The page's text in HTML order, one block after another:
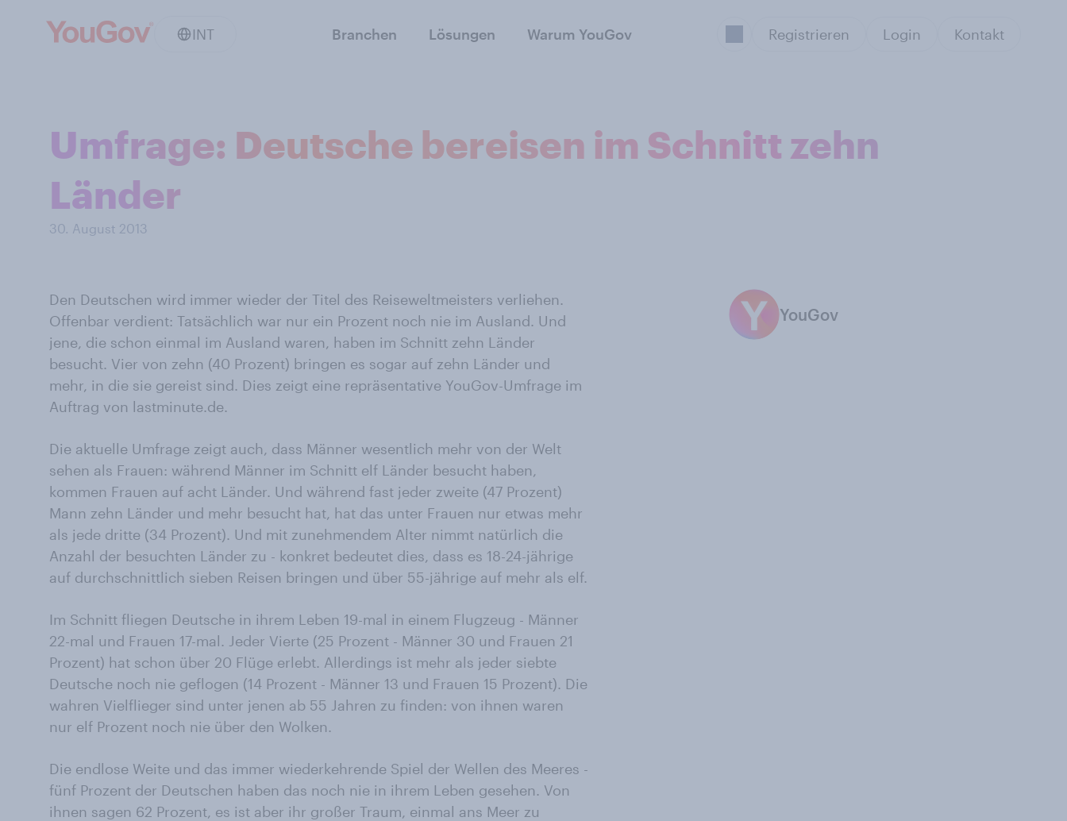
INT Branchen Lösungen Warum YouGov Registrieren Login Kontakt
Umfrage: Deutsche bereisen im Schnitt zehn
Länder
30. August 2013
Den Deutschen wird immer wieder der Titel des Reiseweltmeisters verliehen.
Offenbar verdient: Tatsächlich war nur ein Prozent noch nie im Ausland. Und
jene, die schon einmal im Ausland waren, haben im Schnitt zehn Länder
besucht. Vier von zehn (40 Prozent) bringen es sogar auf zehn Länder und
mehr, in die sie gereist sind. Dies zeigt eine repräsentative YouGov-Umfrage im
Auftrag von lastminute.de.
Die aktuelle Umfrage zeigt auch, dass Männer wesentlich mehr von der Welt
sehen als Frauen: während Männer im Schnitt elf Länder besucht haben,
kommen Frauen auf acht Länder. Und während fast jeder zweite (47 Prozent)
Mann zehn Länder und mehr besucht hat, hat das unter Frauen nur etwas mehr
als jede dritte (34 Prozent). Und mit zunehmendem Alter nimmt natürlich die
Anzahl der besuchten Länder zu - konkret bedeutet dies, dass es 18-24-jährige
auf durchschnittlich sieben Reisen bringen und über 55-jährige auf mehr als elf.
Im Schnitt fliegen Deutsche in ihrem Leben 19-mal in einem Flugzeug - Männer
22-mal und Frauen 17-mal. Jeder Vierte (25 Prozent - Männer 30 und Frauen 21
Prozent) hat schon über 20 Flüge erlebt. Allerdings ist mehr als jeder siebte
Deutsche noch nie geflogen (14 Prozent - Männer 13 und Frauen 15 Prozent). Die
wahren Vielflieger sind unter jenen ab 55 Jahren zu finden: von ihnen waren
nur elf Prozent noch nie über den Wolken.
Die endlose Weite und das immer wiederkehrende Spiel der Wellen des Meeres -
fünf Prozent der Deutschen haben das noch nie in ihrem Leben gesehen. Von
ihnen sagen 62 Prozent, es ist aber ihr großer Traum, einmal ans Meer zu
YouGov